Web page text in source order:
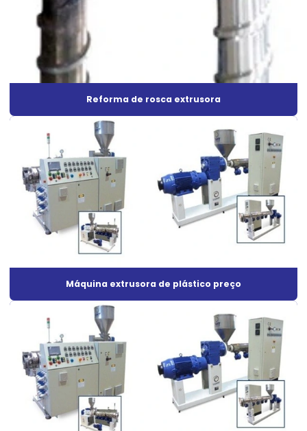
Máquina extrusora de tubo corrugado
Máquina de reciclagem
Máquina de reciclagem pet
Máquina de reciclar pet preço
Máquina de reciclar plástico preço
Mini extrusora para laboratório
Peças para extrusoras
Peças para injetoras
Peças para injetoras de plásticos
Peças para máquinas injetoras
Peças de reposição para injetoras
Peças para sopradoras
Recuperação de cilindro e rosca
Reforma de rosca extrusora
Roscas e cilindros para extrusoras
Reforma de rosca extrusora
Máquina extrusora de plástico preço